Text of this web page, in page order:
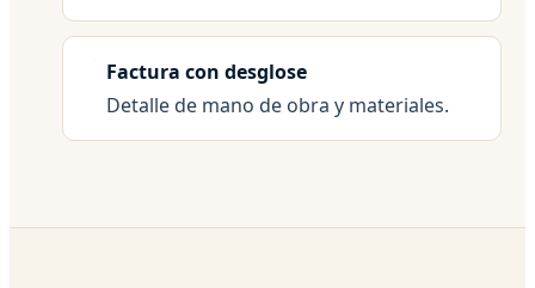
Factura con desglose
Detalle de mano de obra y materiales.